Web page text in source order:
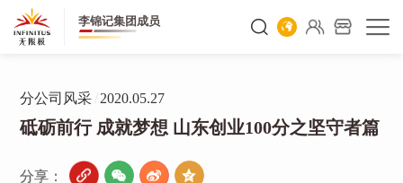
李锦记集团成员
分公司风采 /2020.05.27
砥砺前行 成就梦想 山东创业100分之坚守者篇
分享：